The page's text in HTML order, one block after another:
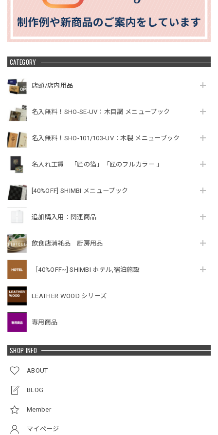
CATEGORY
店頭/店内用品
名入無料！SHO-SE-UV：木目調 メニューブック
名入無料！SHO-101/103-UV：木製 メニューブック
名入れ工賃 「匠の箔」「匠のフルカラー 」
[40%OFF] SHIMBI メニューブック
追加購入用：関連商品
飲食店消耗品 厨房用品
［40%OFF~] SHIMBI ホテル,宿泊施設
LEATHER WOOD シリーズ
専用商品
SHOP INFO
ABOUT
BLOG
Member
マイページ